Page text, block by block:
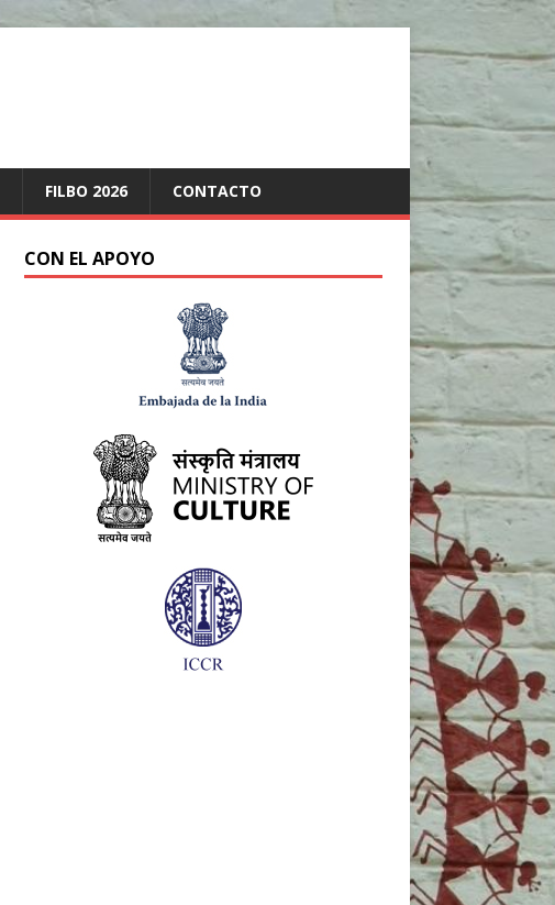
FILBO 2026 CONTACTO
CON EL APOYO